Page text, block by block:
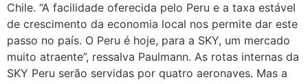
Chile. “A facilidade oferecida pelo Peru e a taxa estável
de crescimento da economia local nos permite dar este
passo no país. O Peru é hoje, para a SKY, um mercado
muito atraente”, ressalva Paulmann. As rotas internas da
SKY Peru serão servidas por quatro aeronaves. Mas a